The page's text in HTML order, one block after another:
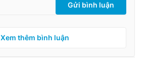
Gửi bình luận
Xem thêm bình luận